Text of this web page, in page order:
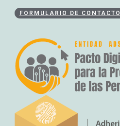
FORMULARIO DE CONTACTO